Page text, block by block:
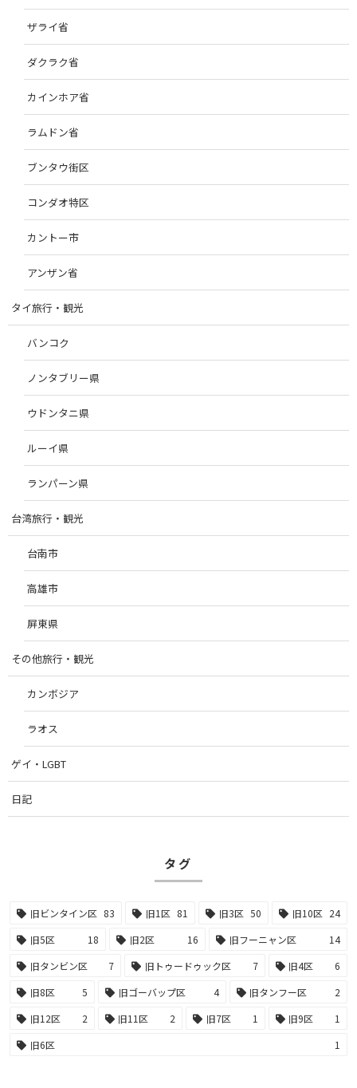
ザライ省
ダクラク省
カインホア省
ラムドン省
ブンタウ街区
コンダオ特区
カントー市
アンザン省
タイ旅行・観光
バンコク
ノンタブリー県
ウドンタニ県
ルーイ県
ランパーン県
台湾旅行・観光
台南市
高雄市
屏東県
その他旅行・観光
カンボジア
ラオス
ゲイ・LGBT
日記
タグ
旧ビンタイン区 83 旧1区 81 旧3区 50 旧10区 24
旧5区
18 旧2区 16 旧フーニャン区
14
旧タンビン区
7 旧トゥードゥック区 7 旧4区
6
旧8区
5 旧ゴーバップ区 4 旧タンフー区
2
旧12区
2 旧11区 2 旧7区 1 旧9区
1
旧6区
1